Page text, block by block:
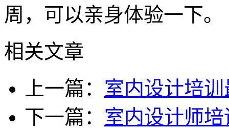
周，可以亲身体验一下。
相关文章
上一篇： 室内设计培
下一篇： 室内设计师